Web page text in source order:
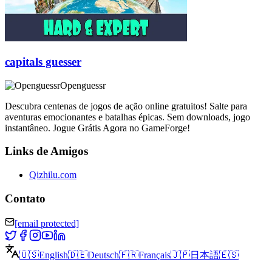
capitals guesser
Openguessr
Descubra centenas de jogos de ação online gratuitos! Salte para
aventuras emocionantes e batalhas épicas. Sem downloads, jogo
instantâneo. Jogue Grátis Agora no GameForge!
Links de Amigos
Qizhilu.com
Contato
[email protected]
🇺🇸English🇩🇪Deutsch🇫🇷Français🇯🇵日本語🇪🇸